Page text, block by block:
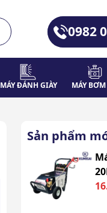
0982
MÁY ĐÁNH GIÀY MÁY
Sản phẩm